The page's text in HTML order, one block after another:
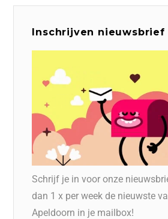
Inschrijven nieuwsbrief
Schrijf je in voor onze
dan 1 x per week de nieuwste
Apeldoorn in je mailbox!